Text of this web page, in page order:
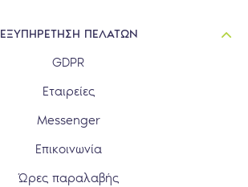
ΕΞΥΠΗΡΕΤΗΣΗ ΠΕΛΑΤΩΝ
GDPR
Εταιρείες
Messenger
Επικοινωνία
Ώρες παραλαβής